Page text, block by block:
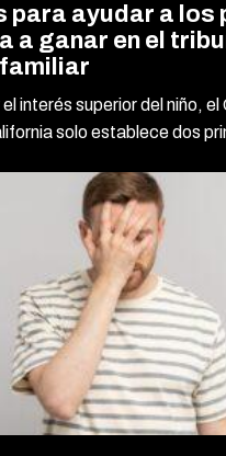
para ayudar a los
a ganar en el
interés superior del niño,
solo establece dos